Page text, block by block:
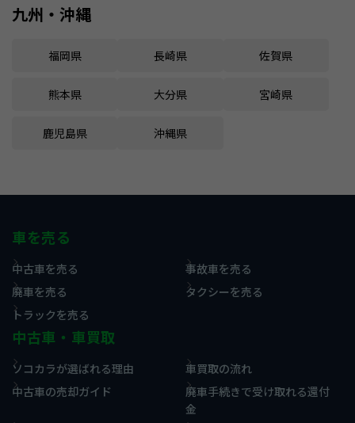
九州・沖縄
福岡県 長崎県 佐賀県
熊本県 大分県 宮崎県
鹿児島県 沖縄県
車を売る
中古車を売る
事故車を売る
廃車を売る
タクシーを売る
トラックを売る
中古車・車買取
ソコカラが選ばれる理由
車買取の流れ
中古車の売却ガイド
廃車手続きで受け取れる還付
金